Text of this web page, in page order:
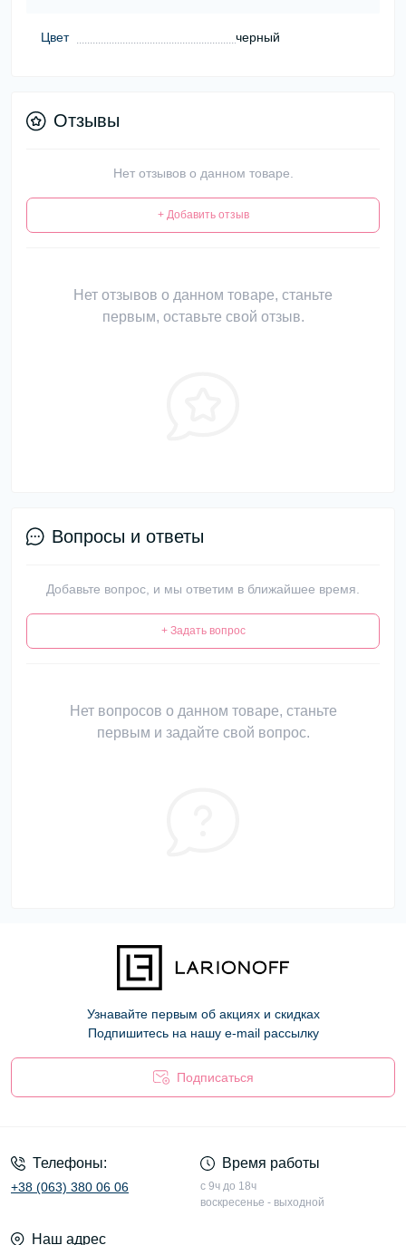
Цвет черный
Отзывы
Нет отзывов о данном товаре.
+ Добавить отзыв
Нет отзывов о данном товаре, станьте
первым, оставьте свой отзыв.
Вопросы и ответы
Добавьте вопрос, и мы ответим в ближайшее время.
+ Задать вопрос
Нет вопросов о данном товаре, станьте
первым и задайте свой вопрос.
Узнавайте первым об акциях и скидках
Подпишитесь на нашу e-mail рассылку
Подписаться
Телефоны:
+38 (063) 380 06 06
Время работы
с 9ч до 18ч
воскресенье - выходной
Наш адрес